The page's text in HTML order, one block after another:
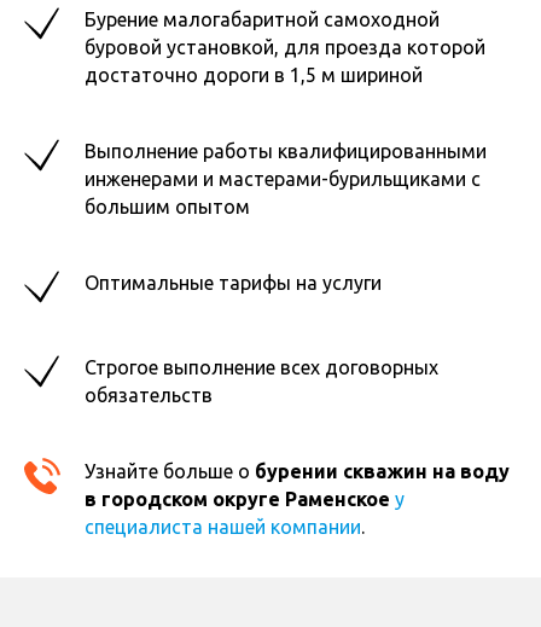
Бурение малогабаритной самоходной
буровой установкой, для проезда которой
достаточно дороги в 1,5 м шириной
Выполнение работы квалифицированными
инженерами и мастерами-бурильщиками с
большим опытом
Оптимальные тарифы на услуги
Строгое выполнение всех договорных
обязательств
Узнайте больше о бурении скважин на воду
в городском округе Раменское у
специалиста нашей компании.